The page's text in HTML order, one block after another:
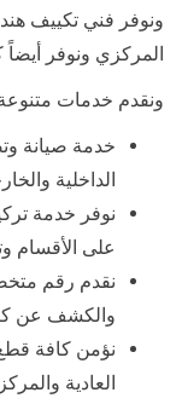
ونوفر فني تكييف
المركزي ونوفر أيضاً
ونقدم خدمات
خدمة صيانة
الداخلية
نوفر خدمة
على الأقسام
نقدم رقم
والكشف عن
نؤمن كافة قطع
العادية